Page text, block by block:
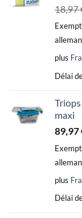
18,97
plus
Délai
maxi
89,97
plus
Délai